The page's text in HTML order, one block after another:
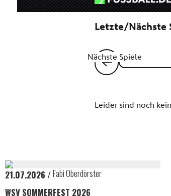
21.07.2026
Fabi Oberdörster
WSV SOMMERFEST 2026